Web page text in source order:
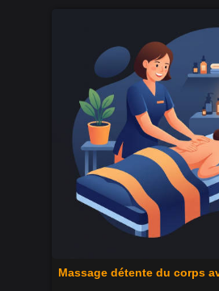
Massage détente du corps